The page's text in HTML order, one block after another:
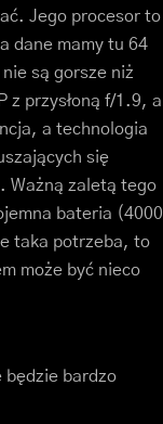
Jego procesor to
dane mamy tu 64
są gorsze niż
z przysłoną f/1.9, a
a technologia
się
Ważną zaletą tego
bateria (4000
taka potrzeba, to
może być nieco
będzie bardzo